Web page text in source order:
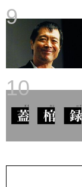
9
10